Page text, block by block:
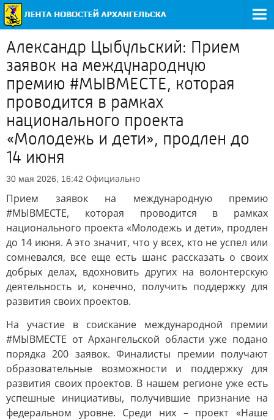
Александр Цыбульский: Прием
заявок на международную
премию #МЫВМЕСТЕ, которая
проводится в рамках
национального проекта
«Молодежь и дети», продлен до
14 июня
30 мая 2026, 16:42 Официально
Прием заявок на международную премию
#МЫВМЕСТЕ, которая проводится в рамках
национального проекта «Молодежь и дети», продлен
до 14 июня. А это значит, что у всех, кто не успел или
сомневался, все еще есть шанс рассказать о своих
добрых делах, вдохновить других на волонтерскую
деятельность и, конечно, получить поддержку для
развития своих проектов.
На участие в соискание международной премии
#МЫВМЕСТЕ от Архангельской области уже подано
порядка 200 заявок. Финалисты премии получают
образовательные возможности и поддержку для
развития своих проектов. В нашем регионе уже есть
успешные инициативы, получившие признание на
федеральном уровне. Среди них – проект «Наше